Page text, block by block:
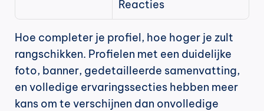
Reacties
Hoe completer je profiel, hoe hoger je zult
rangschikken. Profielen met een duidelijke
foto, banner, gedetailleerde samenvatting,
en volledige ervaringssecties hebben meer
kans om te verschijnen dan onvolledige